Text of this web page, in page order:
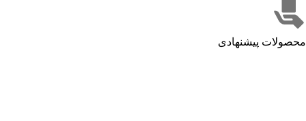
محصولات پیشنهادی